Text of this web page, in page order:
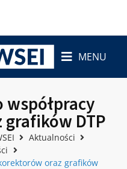
MENU
współpracy
DTP
Aktualności
oraz grafików